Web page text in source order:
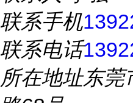
联系手机
联系电话
所在地址东莞